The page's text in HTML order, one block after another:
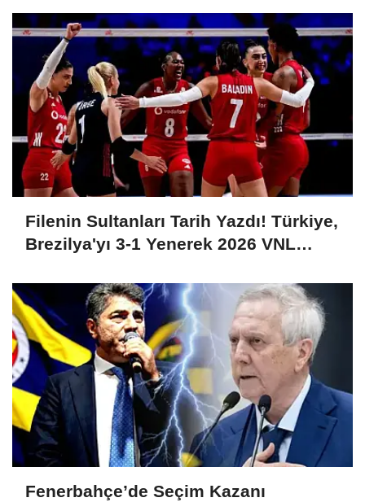
Filenin Sultanları Tarih Yazdı! Türkiye,
Brezilya'yı 3-1 Yenerek 2026 VNL
Fenerbahçe’de Seçim Kazanı